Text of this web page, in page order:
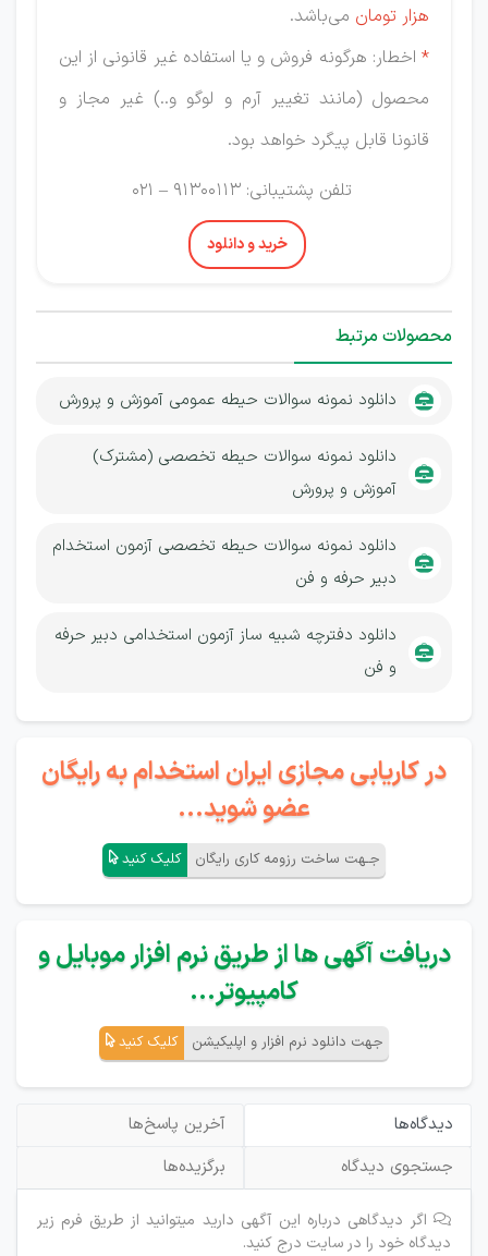
هزار تومان می‌باشد.
* اخطار: هرگونه فروش و یا استفاده غیر قانونی از این
محصول (مانند تغییر آرم و لوگو و..) غیر مجاز و
قانونا قابل پیگرد خواهد بود.
تلفن پشتیبانی: 91300113 – 021
خرید و دانلود
محصولات مرتبط
دانلود نمونه سوالات حیطه عمومی آموزش و پرورش
دانلود نمونه سوالات حیطه تخصصی (مشترک)
آموزش و پرورش
دانلود نمونه سوالات حیطه تخصصی آزمون استخدام
دبیر حرفه و فن
دانلود دفترچه شبیه ساز آزمون استخدامی دبیر حرفه
و فن
در کاریابی مجازی ایران استخدام به رایگان
عضو شوید...
جـهت ساخت رزومه کاری رایگان کلیک کنید
دریافت آگهی ها از طریق نرم افزار موبایل و
کامپیوتر...
جهت دانلود نرم افزار و اپلیکیشن کلیک کنید
دیدگاه‌ها
آخرین پاسخ‌ها
جستجوی دیدگاه
برگزیده‌ها
اگر دیدگاهی درباره این آگهی دارید میتوانید از طریق فرم زیر
دیدگاه خود را در سایت درج کنید.